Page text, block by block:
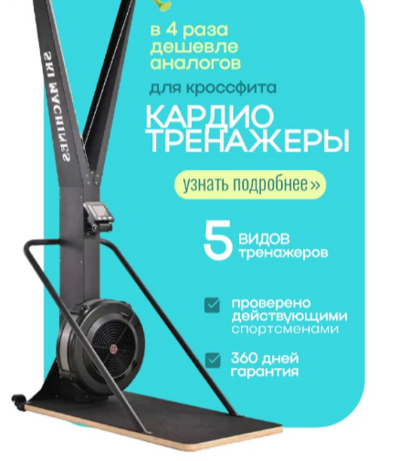
поэтому может возникать при резком спазме
может возникать боль.
Кому подойдет МФР?
Спортсменам в качестве разминки перед тренировкой,
а также для быстрого восстановления после тренинга.
Людям с сидячим образом жизни. В качестве зарядки
утром или вечером перед сном.
А также тем, кто хочет иметь здоровое и красивое
тело.
МФР – действительно полезный способ самомассажа,
если выполнять упражнения ежедневно, то в скором
времени вы заметите, как ваше тело станет гибким и
подвижным.
ИНТЕРЕСНОЕ